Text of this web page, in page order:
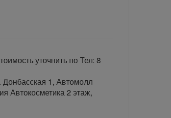
уточнить по Тел: 8
Донбасская 1, Автомолл
Автокосметика 2 этаж,